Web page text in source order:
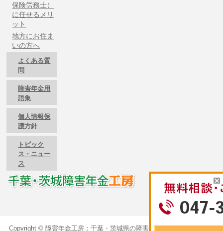
保険労務士）
に任せるメリ
ット
地方にお住ま
いの方へ
よくある質
問
障害年金用
語集
個人情報保
護方針
トピック
ス・ニュー
ス
Copyright © 障害年金工房：千葉・茨城県の障害年金のご相談は障害年